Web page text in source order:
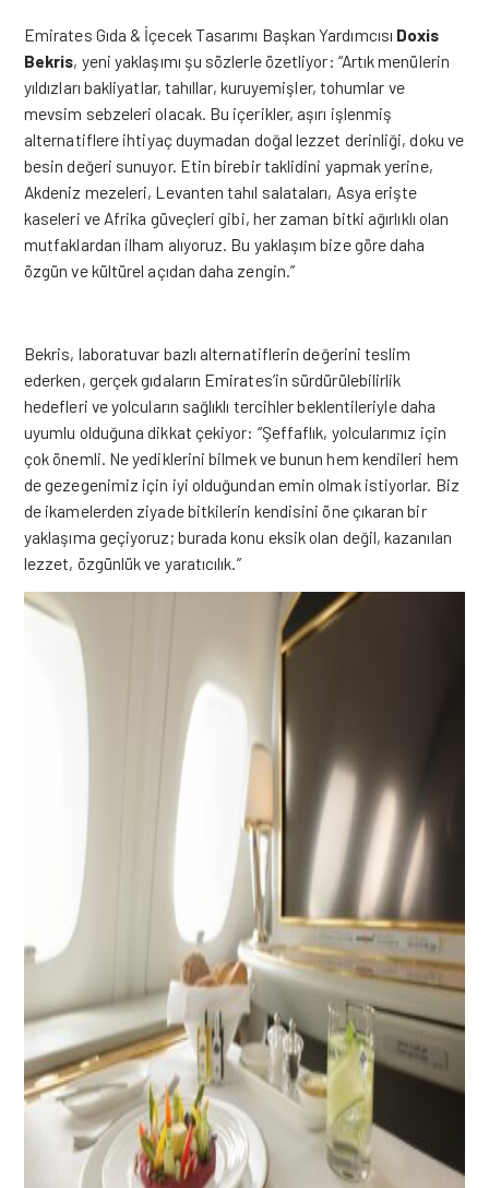
Emirates Gıda & İçecek Tasarımı Başkan Yardımcısı Doxis
Bekris, yeni yaklaşımı şu sözlerle özetliyor: “Artık menülerin
yıldızları bakliyatlar, tahıllar, kuruyemişler, tohumlar ve
mevsim sebzeleri olacak. Bu içerikler, aşırı işlenmiş
alternatiflere ihtiyaç duymadan doğal lezzet derinliği, doku ve
besin değeri sunuyor. Etin birebir taklidini yapmak yerine,
Akdeniz mezeleri, Levanten tahıl salataları, Asya erişte
kaseleri ve Afrika güveçleri gibi, her zaman bitki ağırlıklı olan
mutfaklardan ilham alıyoruz. Bu yaklaşım bize göre daha
özgün ve kültürel açıdan daha zengin.”
Bekris, laboratuvar bazlı alternatiflerin değerini teslim
ederken, gerçek gıdaların Emirates’in sürdürülebilirlik
hedefleri ve yolcuların sağlıklı tercihler beklentileriyle daha
uyumlu olduğuna dikkat çekiyor: “Şeffaflık, yolcularımız için
çok önemli. Ne yediklerini bilmek ve bunun hem kendileri hem
de gezegenimiz için iyi olduğundan emin olmak istiyorlar. Biz
de ikamelerden ziyade bitkilerin kendisini öne çıkaran bir
yaklaşıma geçiyoruz; burada konu eksik olan değil, kazanılan
lezzet, özgünlük ve yaratıcılık.”